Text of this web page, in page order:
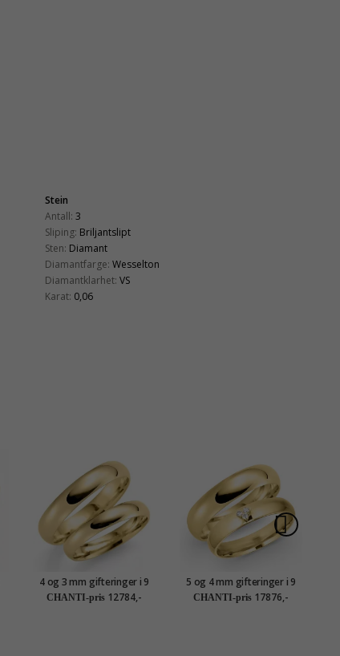
Stein
Antall: 3
Sliping: Briljantslipt
Sten: Diamant
Diamantfarge: Wesselton
Diamantklarhet: VS
Karat: 0,06
4 og 3 mm gifteringer i 9
karat gull - par
CHANTI-pris 12784,-
5 og 4 mm gifteringer i 9
karat gull 0,03 ct - par
CHANTI-pris 17876,-